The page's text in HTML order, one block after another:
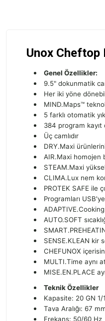
Unox Cheftop
Genel Özellikler:
9.5" dokunmatik
Her iki yöne
MIND.Maps™
5 farklı otomatik
384 program
Üç camlıdır
DRY.Maxi
AIR.Maxi homojen
STEAM.Maxi
CLIMA.Lux nem
PROTEK SAFE ile
Programları
AUTO.SOFT
SENSE.KLEAN kir
CHEFUNOX
MULTI.Time aynı
MISE.EN.PLACE
Teknik Özellikler
Kapasite: 20 GN 1/1
Tava Aralığı: 67
Frekans: 50/60 Hz